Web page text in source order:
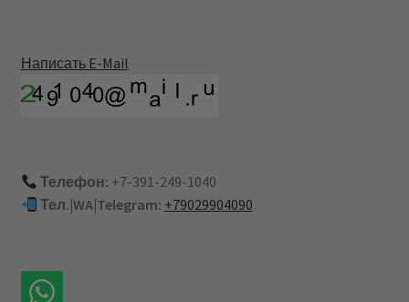
Написать E-Mail
Телефон: +7-391-249-1040
Тел.|WA|Telegram: +79029904090